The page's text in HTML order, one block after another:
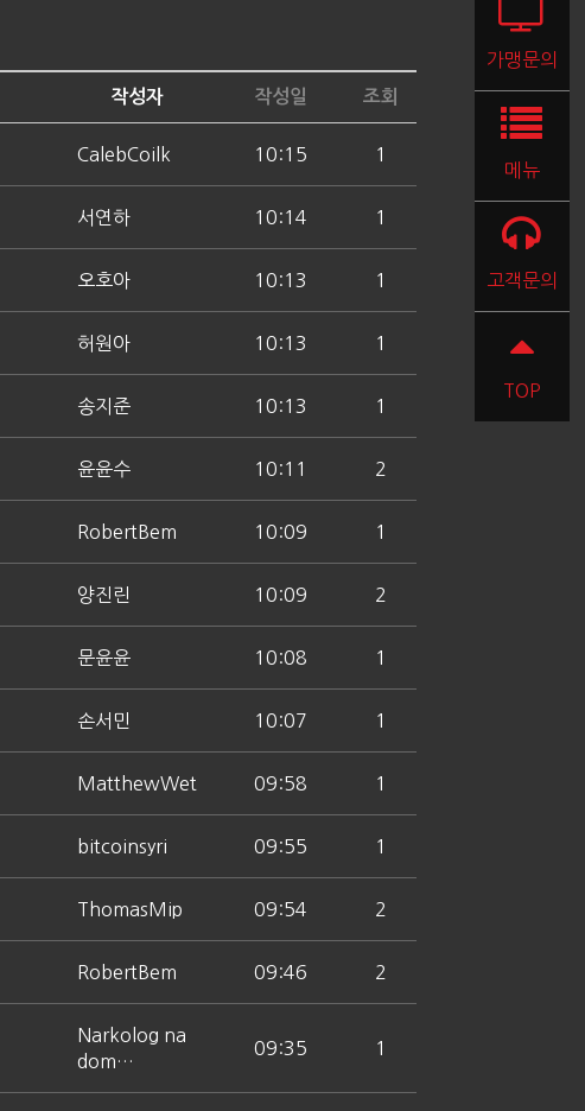
작성자 작성일 조회
CalebCoilk 10:15 1
서연하 10:14 1
오호아 10:13 1
허원아 10:13 1
송지준 10:13 1
윤윤수 10:11 2
RobertBem 10:09 1
양진린 10:09 2
문윤윤 10:08 1
손서민 10:07 1
MatthewWet 09:58 1
bitcoinsyri 09:55 1
ThomasMip 09:54 2
RobertBem 09:46 2
Narkolog na
dom…
09:35 1
가맹문의
메뉴
고객문의
TOP